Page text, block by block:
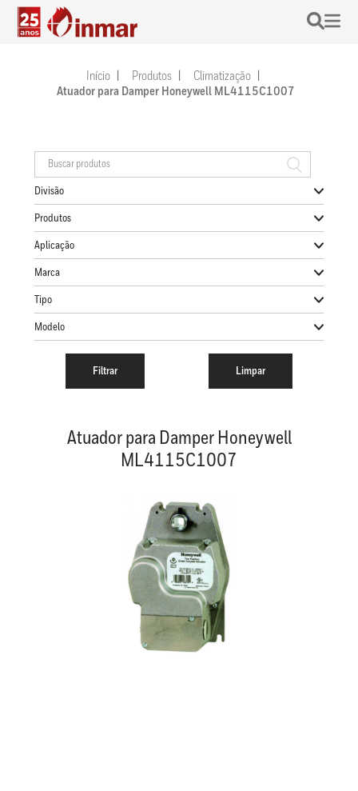
Início Produtos
Climatização
Atuador para Damper Honeywell ML4115C1007
Divisão
Produtos
Aplicação
Marca
Tipo
Modelo
Atuador para Damper Honeywell
ML4115C1007